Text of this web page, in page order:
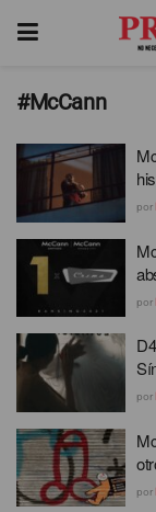
#McCann
por
por
por
por